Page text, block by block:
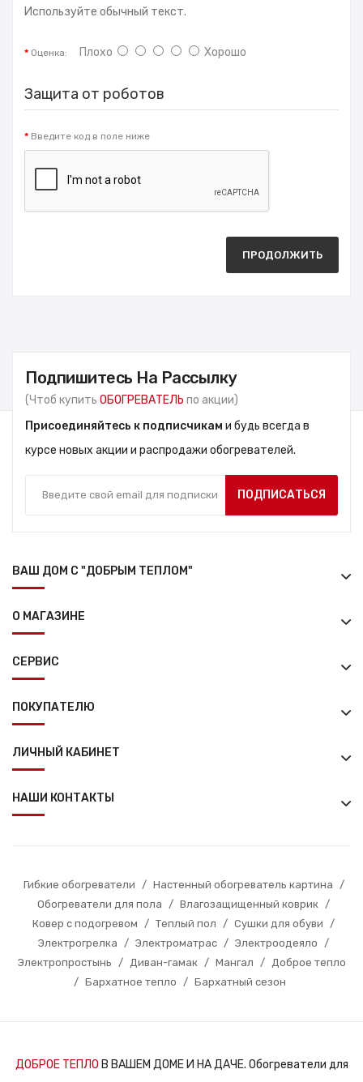
Используйте обычный текст.
Оценка: Плохо Хорошо
Защита от роботов
Введите код в поле ниже
ПРОДОЛЖИТЬ
Подпишитесь На Рассылку
(Чтоб купить ОБОГРЕВАТЕЛЬ по акции)
Присоединяйтесь к подписчикам и будь всегда в
курсе новых акции и распродажи обогревателей.
ПОДПИСАТЬСЯ
ВАШ ДОМ С "ДОБРЫМ ТЕПЛОМ"
О МАГАЗИНЕ
СЕРВИС
ПОКУПАТЕЛЮ
ЛИЧНЫЙ КАБИНЕТ
НАШИ КОНТАКТЫ
Гибкие обогреватели / Настенный обогреватель картина
/
Обогреватели для пола
/ Влагозащищенный коврик
/
Ковер с подогревом
/ Теплый пол / Сушки для обуви
/
Электрогрелка
/ Электроматрас / Электроодеяло
/
Электропростынь
/ Диван-гамак / Мангал /
Доброе тепло
/ Бархатное тепло / Бархатный сезон
ДОБРОЕ ТЕПЛО В ВАШЕМ ДОМЕ И НА ДАЧЕ. Обогреватели для